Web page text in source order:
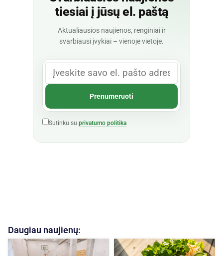
tiesiai į jūsų el. paštą
Aktualiausios naujienos, renginiai ir
svarbiausi įvykiai – vienoje vietoje.
Sutinku su privatumo politika
Daugiau naujienų: